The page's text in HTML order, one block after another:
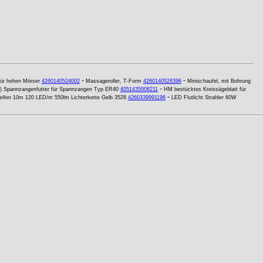
hohen Mörser 4260140524002- Massageroller, T-Form 4260140526396- Minischaufel, mit Bohrung
Spannzangenfutter für Spannzangen Typ ER40 4051435008211- HM bestücktes Kreissägeblatt für
10m 120 LED/m 550lm Lichterkette Gelb 3528 4260339991196- LED Flutlicht Strahler 60W